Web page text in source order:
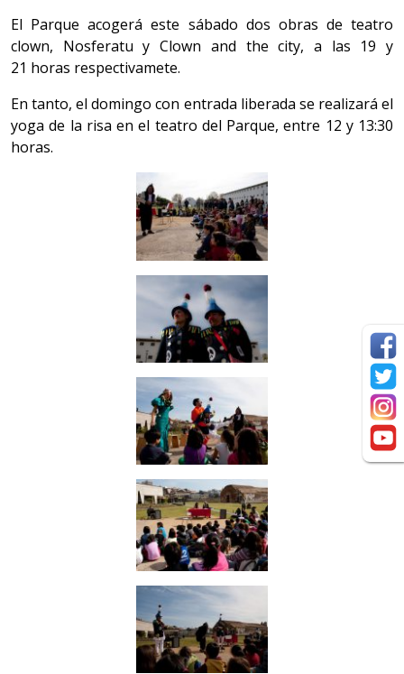
El Parque acogerá este sábado dos obras de teatro
clown, Nosferatu y Clown and the city, a las 19 y
21 horas respectivamete.
En tanto, el domingo con entrada liberada se realizará el
yoga de la risa en el teatro del Parque, entre 12 y 13:30
horas.